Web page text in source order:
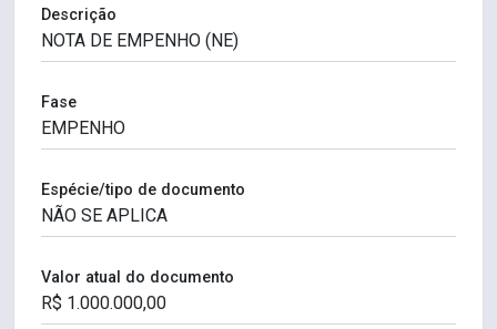
Descrição
Fase
Espécie/tipo de documento
Valor atual do documento